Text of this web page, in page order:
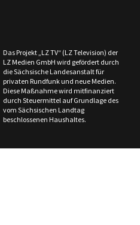
Das Projekt „LZ TV“ (LZ Television) der
LZ Medien GmbH wird gefördert durch
die Sächsische Landesanstalt für
privaten Rundfunk und neue Medien.
Diese Maßnahme wird mitfinanziert
durch Steuermittel auf Grundlage des
vom Sächsischen Landtag
beschlossenen Haushaltes.